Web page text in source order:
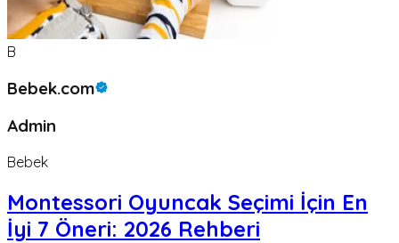
B
Bebek.com
Admin
Bebek
Montessori Oyuncak Seçimi İçin En
İyi 7 Öneri: 2026 Rehberi